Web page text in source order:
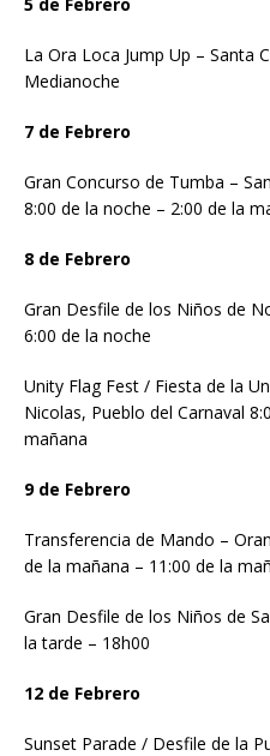
La Ora Loca Jump Up – Santa
Medianoche
7 de Febrero
Gran Concurso de Tumba –
8:00 de la noche – 2:00 de la
8 de Febrero
Gran Desfile de los Niños de
6:00 de la noche
Unity Flag Fest / Fiesta de la
Nicolas, Pueblo del Carnaval
mañana
9 de Febrero
Transferencia de Mando –
de la mañana – 11:00 de la
Gran Desfile de los Niños de
la tarde – 18h00
12 de Febrero
Sunset Parade / Desfile de la